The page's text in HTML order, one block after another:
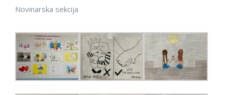
Novinarska sekcija